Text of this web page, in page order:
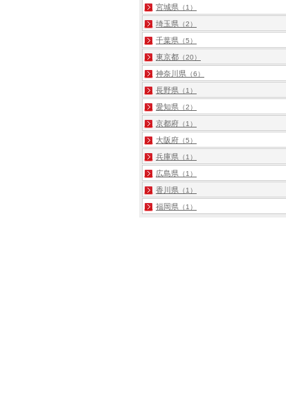
宮城県 （1）
埼玉県 （2）
千葉県 （5）
東京都 （20）
神奈川県 （6）
長野県 （1）
愛知県 （2）
京都府 （1）
大阪府 （5）
兵庫県 （1）
広島県 （1）
香川県 （1）
福岡県 （1）